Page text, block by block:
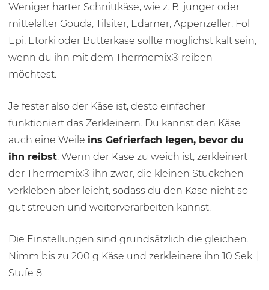
Weniger harter Schnittkäse, wie z. B. junger oder
mittelalter Gouda, Tilsiter, Edamer, Appenzeller, Fol
Epi, Etorki oder Butterkäse sollte möglichst kalt sein,
wenn du ihn mit dem Thermomix® reiben
möchtest.
Je fester also der Käse ist, desto einfacher
funktioniert das Zerkleinern. Du kannst den Käse
auch eine Weile ins Gefrierfach legen, bevor du
ihn reibst . Wenn der Käse zu weich ist, zerkleinert
der Thermomix® ihn zwar, die kleinen Stückchen
verkleben aber leicht, sodass du den Käse nicht so
gut streuen und weiterverarbeiten kannst.
Die Einstellungen sind grundsätzlich die gleichen.
Nimm bis zu 200 g Käse und zerkleinere ihn 10 Sek.
Stufe 8.